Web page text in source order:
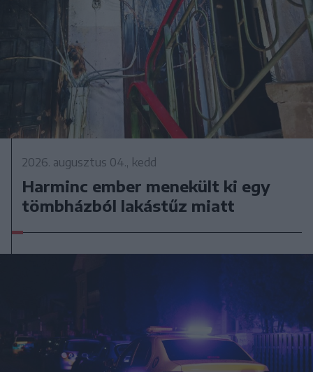
2026. augusztus 04., kedd
Harminc ember menekült ki egy
tömbházból lakástűz miatt